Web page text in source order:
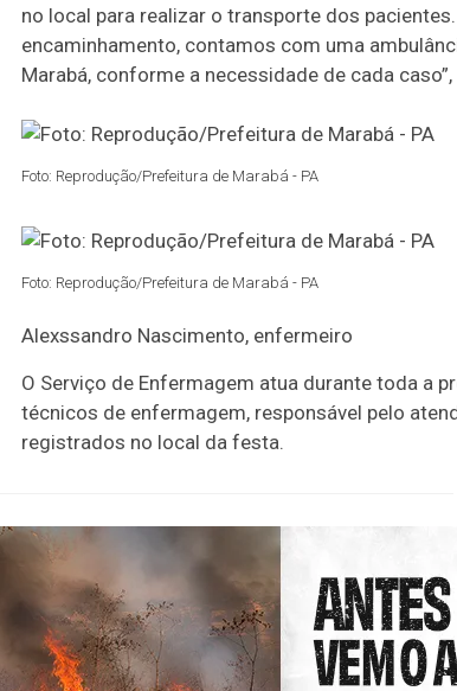
no local para realizar o transporte dos
encaminhamento, contamos com uma
Marabá, conforme a necessidade de cada
Foto: Reprodução/Prefeitura de Marabá - PA
Foto: Reprodução/Prefeitura de Marabá - PA
Alexssandro Nascimento, enfermeiro
O Serviço de Enfermagem atua durante toda a
técnicos de enfermagem, responsável pelo
registrados no local da festa.